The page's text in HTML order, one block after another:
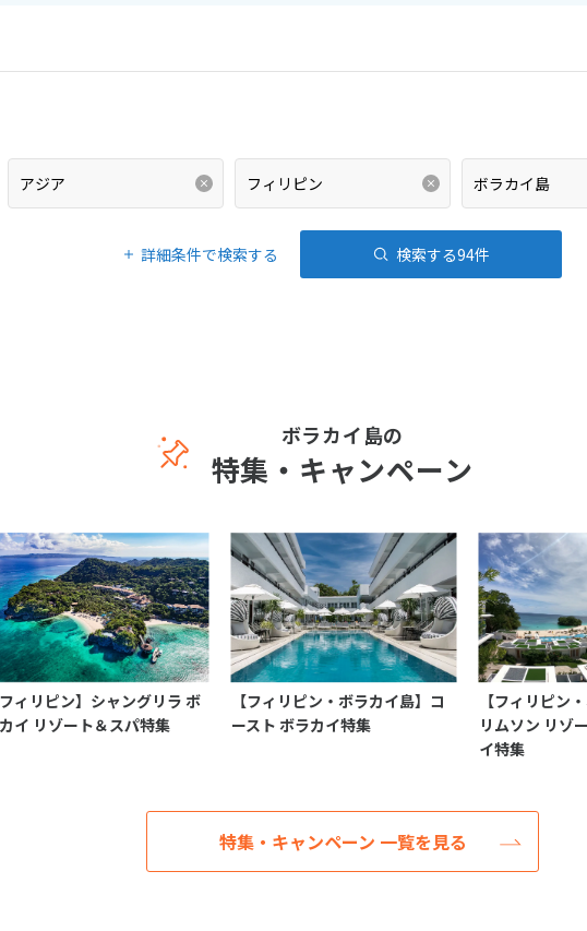
詳細条件で検索する 検索する94件
ボラカイ島の
特集・キャンペーン
フィリピン】シャングリラ ボ
イ リゾート＆スパ特集
【フィリピン・ボラカイ島】コ
ースト ボラカイ特集
【フィリピン
リムソン リゾ
イ特集
特集・キャンペーン 一覧を見る